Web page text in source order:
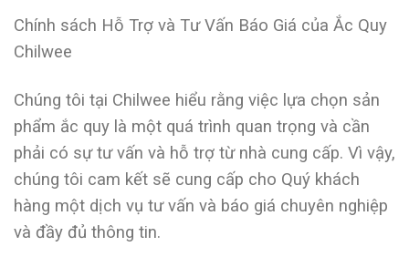
Chính sách Hỗ Trợ và Tư Vấn Báo Giá của Ắc Quy
Chilwee
Chúng tôi tại Chilwee hiểu rằng việc lựa chọn sản
phẩm ắc quy là một quá trình quan trọng và cần
phải có sự tư vấn và hỗ trợ từ nhà cung cấp. Vì vậy,
chúng tôi cam kết sẽ cung cấp cho Quý khách
hàng một dịch vụ tư vấn và báo giá chuyên nghiệp
và đầy đủ thông tin.